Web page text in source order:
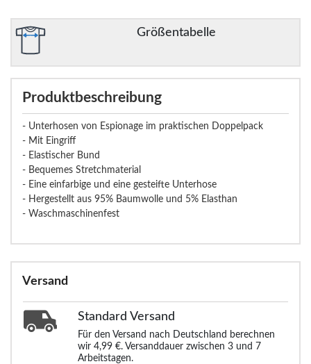
Größentabelle
Produktbeschreibung
- Unterhosen von Espionage im praktischen Doppelpack
- Mit Eingriff
- Elastischer Bund
- Bequemes Stretchmaterial
- Eine einfarbige und eine gesteifte Unterhose
- Hergestellt aus 95% Baumwolle und 5% Elasthan
- Waschmaschinenfest
Versand
Standard Versand
Für den Versand nach Deutschland berechnen
wir 4,99 €. Versanddauer zwischen 3 und 7
Arbeitstagen.